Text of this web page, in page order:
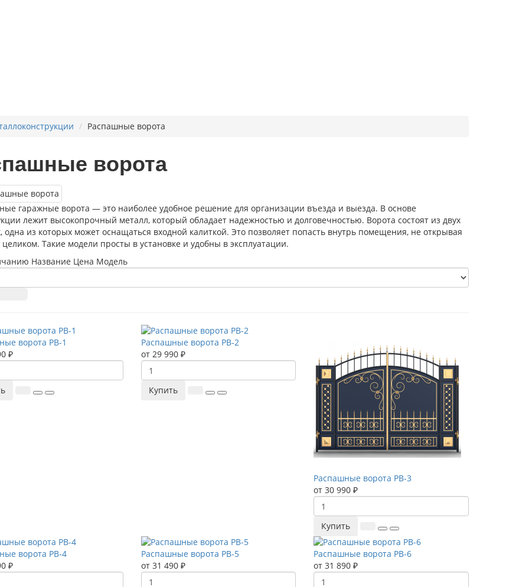
Распашные ворота
ворота
гаражные ворота — это наиболее удобное решение для организации въезда и выезда. В основе
лежит высокопрочный металл, который обладает надежностью и долговечностью. Ворота состоят из двух
одна из которых может оснащаться входной калиткой. Это позволяет попасть внутрь помещения, не открывая
целиком. Такие модели просты в установке и удобны в эксплуатации.
Название Цена Модель
ворота РВ-1
₽
Распашные ворота РВ-2
от 29 990 ₽
Купить
Распашные ворота РВ-3
от 30 990 ₽
Купить
ворота РВ-4
₽
Распашные ворота РВ-5
от 31 490 ₽
Распашные ворота РВ-6
от 31 890 ₽